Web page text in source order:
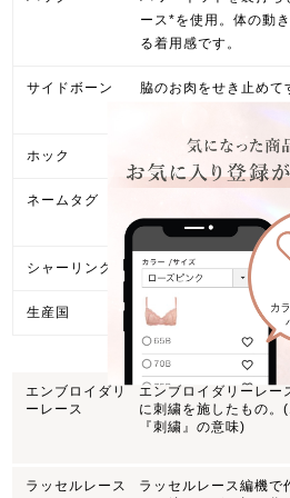
ース*を使用。体の動
る着用感です。
サイドボーン
脇のお肉をせき止め
ホック 3個どめ3段階
ネームタグ
肌触りを考慮し、右
にネームタグを設置。
シャーリング* あり
生産国 日本製
エンブロイダリ
ーレース
エンブロイダリーレー
に刺繍を施したもの。
『刺繍』の意味)
ラッセルレース
ラッセルレース編機で